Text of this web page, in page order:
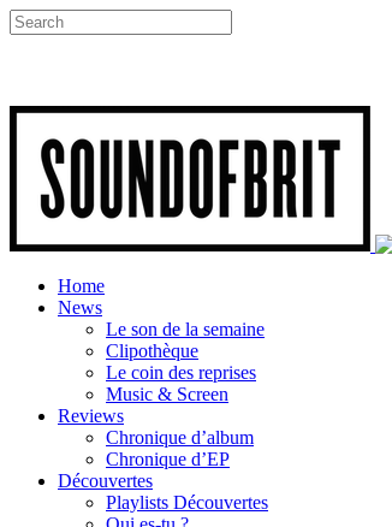
Home
News
Le son de la semaine
Clipothèque
Le coin des reprises
Music & Screen
Reviews
Chronique d’album
Chronique d’EP
Découvertes
Playlists Découvertes